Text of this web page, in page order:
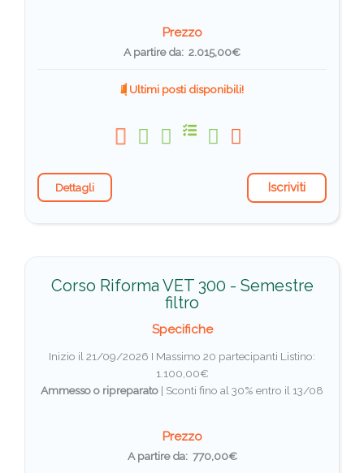
Prezzo
A partire da: 2.015,00€
Ultimi posti disponibili!
Dettagli Iscriviti
Corso Riforma VET 300 - Semestre
filtro
Specifiche
Inizio il 21/09/2026 I Massimo 20 partecipanti Listino:
1.100,00€
Ammesso o ripreparato | Sconti fino al 30% entro il 13/08
Prezzo
A partire da: 770,00€